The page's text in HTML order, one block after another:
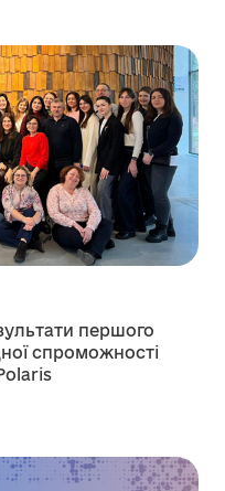
першого
спроможності